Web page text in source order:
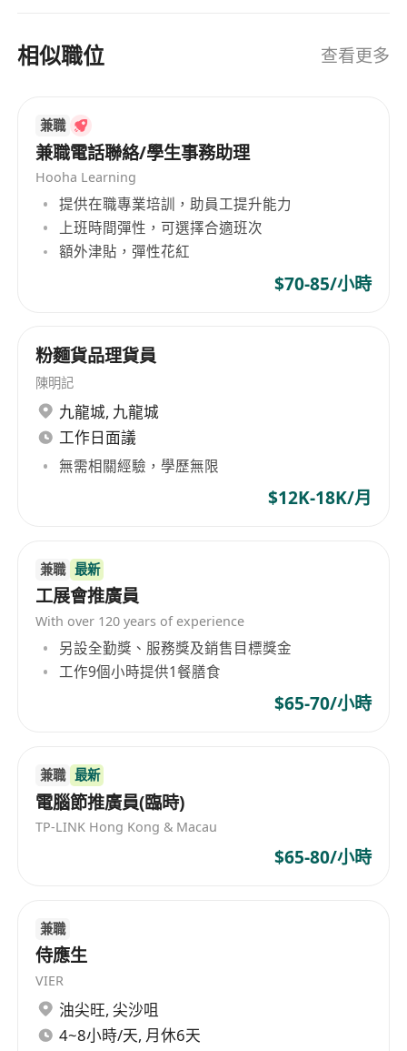
相似職位 查看更多
兼職
兼職電話聯絡/學生事務助理
Hooha Learning
提供在職專業培訓，助員工提升能力
上班時間彈性，可選擇合適班次
額外津貼，彈性花紅
$70-85/小時
粉麵貨品理貨員
陳明記
九龍城, 九龍城
工作日面議
無需相關經驗，學歷無限
$12K-18K/月
兼職 最新
工展會推廣員
With over 120 years of experience
另設全勤獎、服務獎及銷售目標獎金
工作9個小時提供1餐膳食
$65-70/小時
兼職 最新
電腦節推廣員(臨時)
TP-LINK Hong Kong & Macau
$65-80/小時
兼職
侍應生
VIER
油尖旺, 尖沙咀
4~8小時/天, 月休6天